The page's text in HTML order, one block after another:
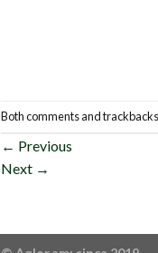
Both comments and
← Previous
Next →